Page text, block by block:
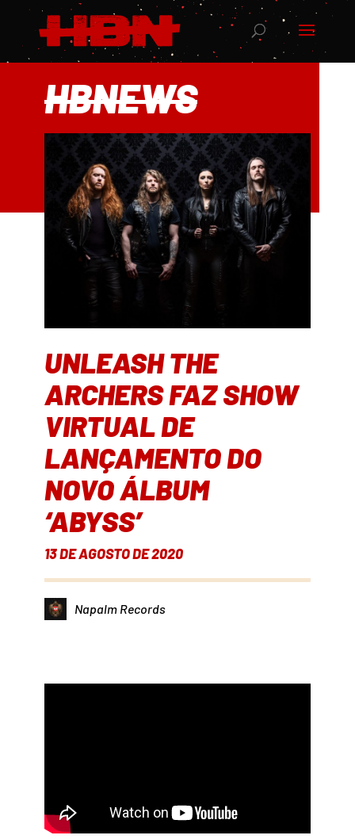
HBNEWS
UNLEASH THE
ARCHERS FAZ SHOW
VIRTUAL DE
LANÇAMENTO DO
NOVO ÁLBUM
‘ABYSS’
13 DE AGOSTO DE 2020
Napalm Records